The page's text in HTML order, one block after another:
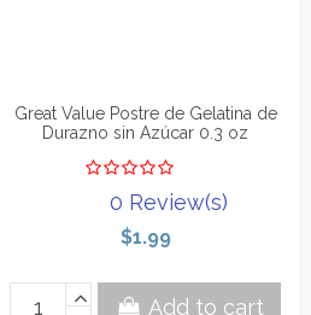
Great Value Postre de Gelatina de
Durazno sin Azúcar 0.3 oz
0 Review(s)
$1.99
Add to cart